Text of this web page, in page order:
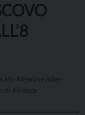
alla Missione inter-
di Vicenza